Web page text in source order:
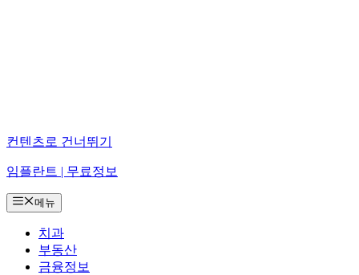
컨텐츠로 건너뛰기
임플란트 | 무료정보
메뉴
치과
부동산
금융정보